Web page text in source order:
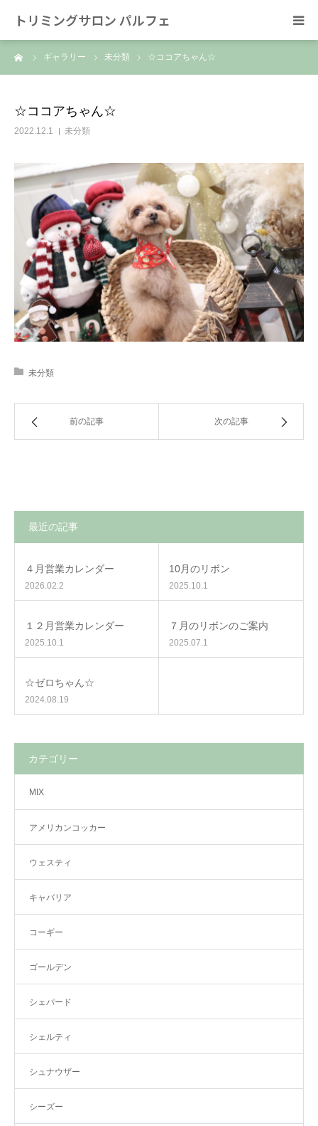
トリミングサロン パルフェ
ギャラリー 未分類 ☆ココアちゃん☆
☆ココアちゃん☆
2022.12.1 未分類
未分類
前の記事 次の記事
最近の記事
４月営業カレンダー
2026.02.2
10月のリボン
2025.10.1
１２月営業カレンダー
2025.10.1
７月のリボンのご案内
2025.07.1
☆ゼロちゃん☆
2024.08.19
カテゴリー
MIX
アメリカンコッカー
ウェスティ
キャバリア
コーギー
ゴールデン
シェパード
シェルティ
シュナウザー
シーズー
HOME
スタッフ
SNS/リンク